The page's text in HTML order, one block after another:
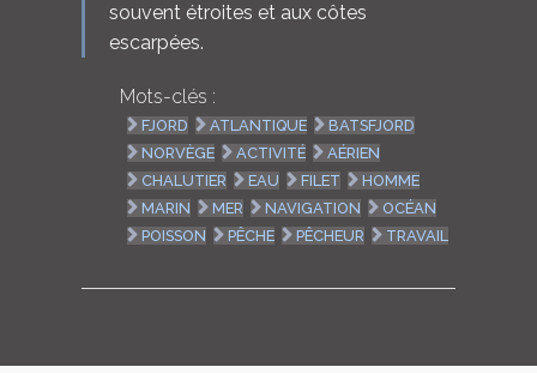
souvent étroites et aux côtes
escarpées.
Mots-clés :
FJORD ATLANTIQUE
BATSFJORD
NORVÈGE
ACTIVITÉ
AÉRIEN
CHALUTIER
EAU FILET
HOMME
MARIN
MER NAVIGATION
OCÉAN
POISSON
PÊCHE PÊCHEUR TRAVAIL